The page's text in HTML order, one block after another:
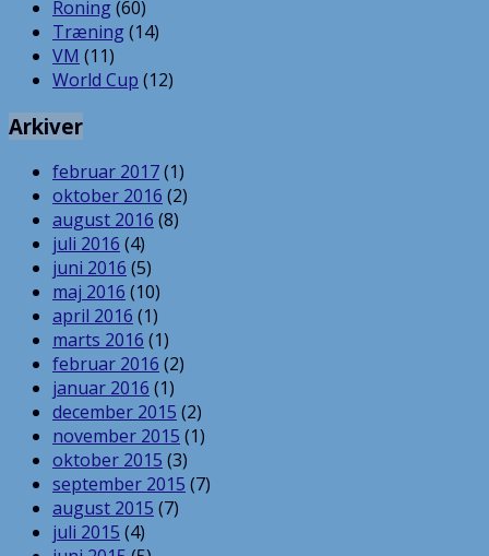
Roning(60)
Træning(14)
VM (11)
World Cup (12)
Arkiver
februar 2017(1)
oktober 2016 (2)
august 2016 (8)
juli 2016 (4)
juni 2016 (5)
maj 2016 (10)
april 2016 (1)
marts 2016 (1)
februar 2016 (2)
januar 2016 (1)
december 2015 (2)
november 2015 (1)
oktober 2015 (3)
september 2015 (7)
august 2015 (7)
juli 2015 (4)